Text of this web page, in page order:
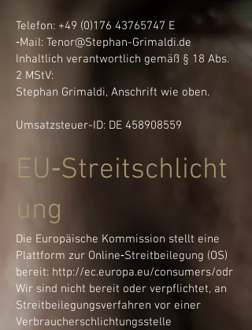
Telefon: +49 (0)176 43765747 E
‑Mail: Tenor@Stephan-Grimaldi.de
Inhaltlich verantwortlich gemäß § 18 Abs.
2 MStV:
Stephan Grimaldi, Anschrift wie oben.
Umsatzsteuer-ID: DE 458908559
EU‑Streitschlicht
ung
Die Europäische Kommission stellt eine
Plattform zur Online‑Streitbeilegung (OS)
bereit: http://ec.europa.eu/consumers/odr
Wir sind nicht bereit oder verpflichtet, an
Streitbeilegungsverfahren vor einer
Verbraucherschlichtungsstelle